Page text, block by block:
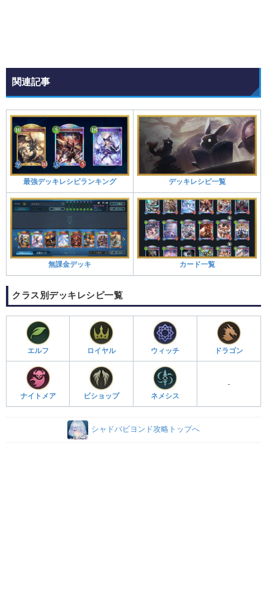
関連記事
最強デッキレシピランキング デッキレシピ一覧
無課金デッキ カード一覧
クラス別デッキレシピ一覧
エルフ ロイヤル ウィッチ ドラゴン
ナイトメア ビショップ ネメシス
-
シャドバビヨンド攻略トップへ